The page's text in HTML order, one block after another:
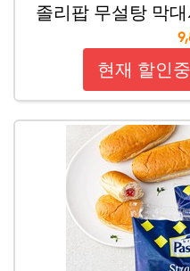
졸리팝 무설탕 막
현재 할인